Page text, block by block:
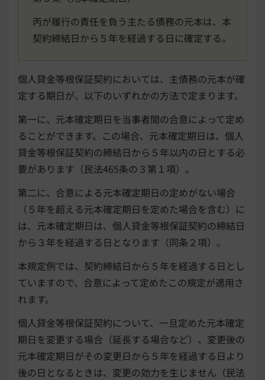
丙が履行の責任を負う主たる債務の元本は、本
契約締結日から５年を経過する日に確定する。
個人貸金等根保証契約においては、主債務の元本が確
定する期日が、以下のいずれかの方法で定まります。
第一に、元本確定期日を当事者間の合意によって定め
ることができます。この場合、元本確定期日は、個人
貸金等根保証契約の締結日から５年以内の日とする必
要があります（民法465条の３第１項）。
第二に、合意による元本確定期日の定めがない場合
（５年を超える元本確定期日を定めた場合を含む）に
は、元本確定期日は、個人貸金等根保証契約の締結日
から３年を経過する日となります（同条２項）。
本規定例では、契約締結日から５年を経過する日とし
ていますので、合意によって定めたこの規定が適用さ
れます。
個人貸金等根保証契約について、一旦定めた元本確定
期日を変更する場合（延長する場合など）、変更後の
元本確定期日がその変更日から５年を経過する日より
後の日となるときは、変更の効力を生じません（民法